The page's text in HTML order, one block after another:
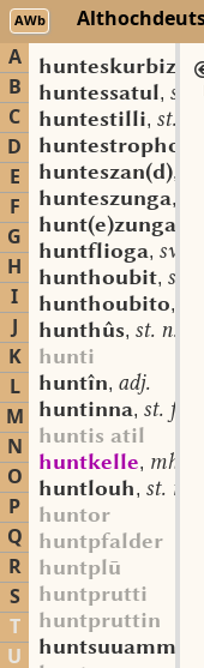
AWb
A
B
C
D
E
F
G
H
I
J
K
L
M
N
O
P
Q
R
S
T
U
hunteskurbiz
huntessatul, st.
huntestilli, st. m.
huntestropho
hunteszan(d),
hunteszunga,
hunt(e)zunga
huntflioga, sw.
hunthoubit, st. n.
hunthoubito,
hunthûs, st. n.
hunti
huntîn, adj.
huntinna, st. f.
huntis atil
huntkelle, mhd.
huntlouh, st. m.
huntor
huntpfalder
huntplū
huntprutti
huntpruttin
huntsuuammo